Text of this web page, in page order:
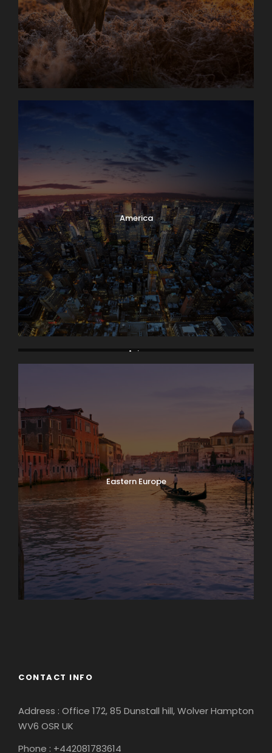
America
Asia
Eastern Europe
CONTACT INFO
Address : Office 172, 85 Dunstall hill, Wolver Hampton
WV6 OSR UK
Phone : +442081783614